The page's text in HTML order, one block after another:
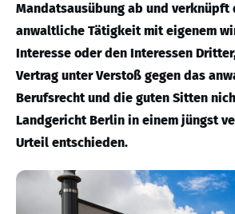
Mandatsausübung ab und verknüpft
anwaltliche Tätigkeit mit eigenem
Interesse oder den Interessen
Vertrag unter Verstoß gegen das
Berufsrecht und die guten Sitten
Landgericht Berlin in einem jüngst
Urteil entschieden.